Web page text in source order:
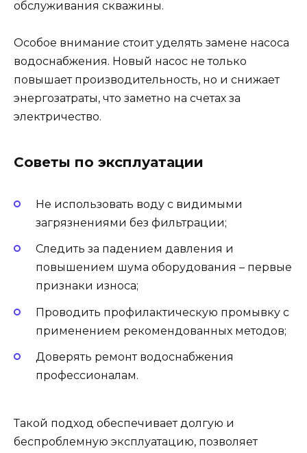
обслуживания скважины.
Особое внимание стоит уделять замене насоса
водоснабжения. Новый насос не только
повышает производительность, но и снижает
энергозатраты, что заметно на счетах за
электричество.
Советы по эксплуатации
Не использовать воду с видимыми
загрязнениями без фильтрации;
Следить за падением давления и
повышением шума оборудования – первые
признаки износа;
Проводить профилактическую промывку с
применением рекомендованных методов;
Доверять ремонт водоснабжения
профессионалам.
Такой подход обеспечивает долгую и
беспроблемную эксплуатацию, позволяет